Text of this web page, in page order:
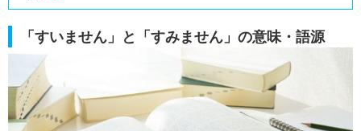
「すいません」と「すみません」の意味・語源